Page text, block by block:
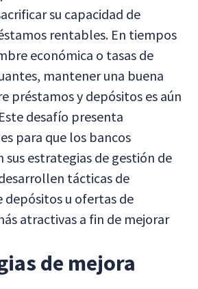
su capacidad de
rentables. En tiempos
económica o tasas de
mantener una buena
préstamos y depósitos es aún
desafío presenta
para que los bancos
sus estrategias de gestión de
tácticas de
depósitos u ofertas de
atractivas a fin de mejorar
de mejora